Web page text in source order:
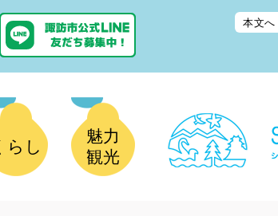
本文へ
らし
魅力
観光